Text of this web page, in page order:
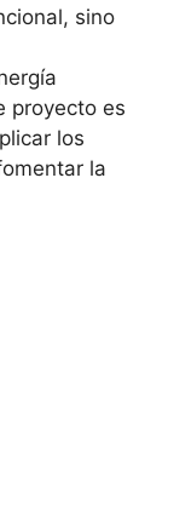
sino
proyecto es
los
la